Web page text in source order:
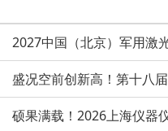
2027中国（北京）军用激
盛况空前创新高！第十八
幕！
硕果满载！2026上海仪器